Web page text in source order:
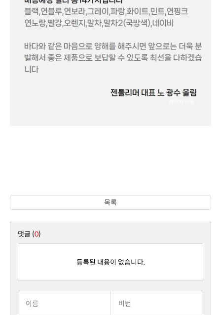
목록
댓글 (0)
등록된 내용이 없습니다.